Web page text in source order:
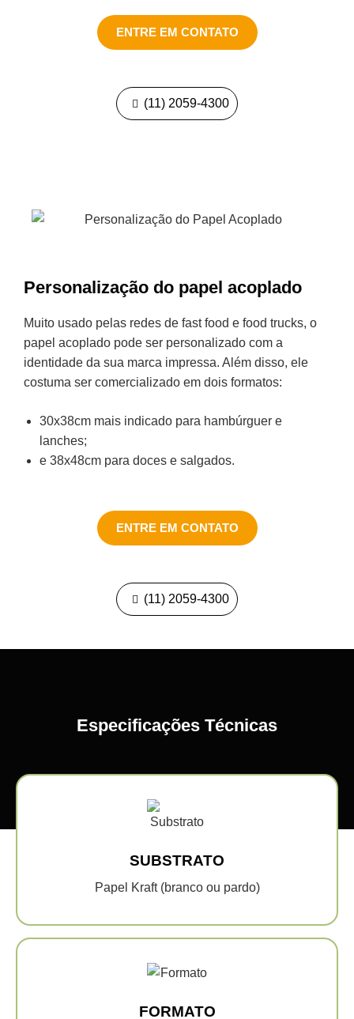
ENTRE EM CONTATO
(11) 2059-4300
Personalização do papel acoplado
Muito usado pelas redes de fast food e food trucks, o
papel acoplado pode ser personalizado com a
identidade da sua marca impressa. Além disso, ele
costuma ser comercializado em dois formatos:
30x38cm mais indicado para hambúrguer e
lanches;
e 38x48cm para doces e salgados.
ENTRE EM CONTATO
(11) 2059-4300
Especificações Técnicas
SUBSTRATO
Papel Kraft (branco ou pardo)
FORMATO